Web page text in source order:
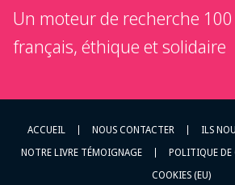
Un moteur de recherche 100
français, éthique et solidaire
ACCUEIL NOUS CONTACTER
ILS
NOTRE LIVRE TÉMOIGNAGE
POLITIQUE
COOKIES (EU)